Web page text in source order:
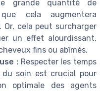
grande quantité de
cela augmentera
cela peut surcharger
un effet alourdissant,
fins ou abîmés.
:Respecter les temps
du soin est crucial pour
optimale des agents